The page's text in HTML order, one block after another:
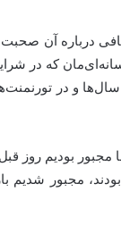
کافی درباره آن
که در
سال‌ها و در
با بلژیک ساعت ۱۲ ظهر برگزار شد،
مجبور شدیم